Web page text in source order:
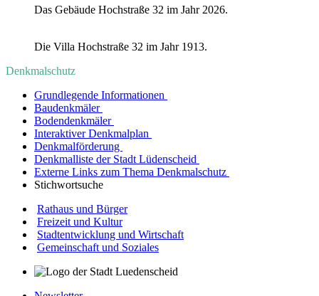
Das Gebäude Hochstraße 32 im Jahr 2026.
Die Villa Hochstraße 32 im Jahr 1913.
Denkmalschutz
Grundlegende Informationen
Baudenkmäler
Bodendenkmäler
Interaktiver Denkmalplan
Denkmalförderung
Denkmalliste der Stadt Lüdenscheid
Externe Links zum Thema Denkmalschutz
Stichwortsuche
Rathaus und Bürger
Freizeit und Kultur
Stadtentwicklung und Wirtschaft
Gemeinschaft und Soziales